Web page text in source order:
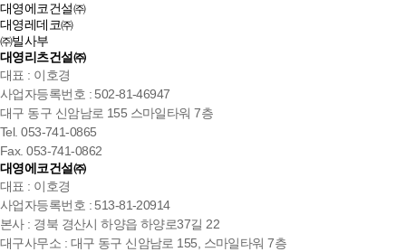
대영에코건설㈜
대영레데코㈜
㈜빌사부
대영리츠건설㈜
대표 : 이호경
사업자등록번호 : 502-81-46947
대구 동구 신암남로 155 스마일타워 7층
Tel. 053-741-0865
Fax. 053-741-0862
대영에코건설㈜
대표 : 이호경
사업자등록번호 : 513-81-20914
본사 : 경북 경산시 하양읍 하양로37길 22
대구사무소 : 대구 동구 신암남로 155, 스마일타워 7층